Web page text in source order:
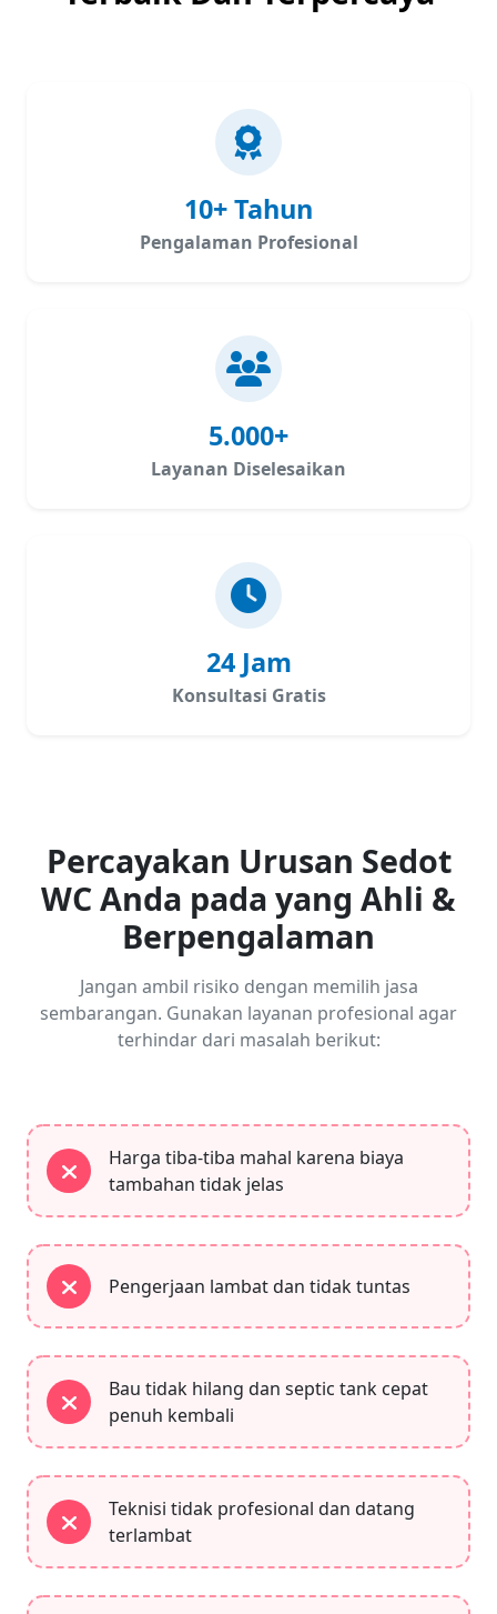
10+ Tahun
Pengalaman Profesional
5.000+
Layanan Diselesaikan
24 Jam
Konsultasi Gratis
Percayakan Urusan Sedot
WC Anda pada yang Ahli &
Berpengalaman
Jangan ambil risiko dengan memilih jasa
sembarangan. Gunakan layanan profesional agar
terhindar dari masalah berikut:
Harga tiba-tiba mahal karena biaya
tambahan tidak jelas
Pengerjaan lambat dan tidak tuntas
Bau tidak hilang dan septic tank cepat
penuh kembali
Teknisi tidak profesional dan datang
terlambat